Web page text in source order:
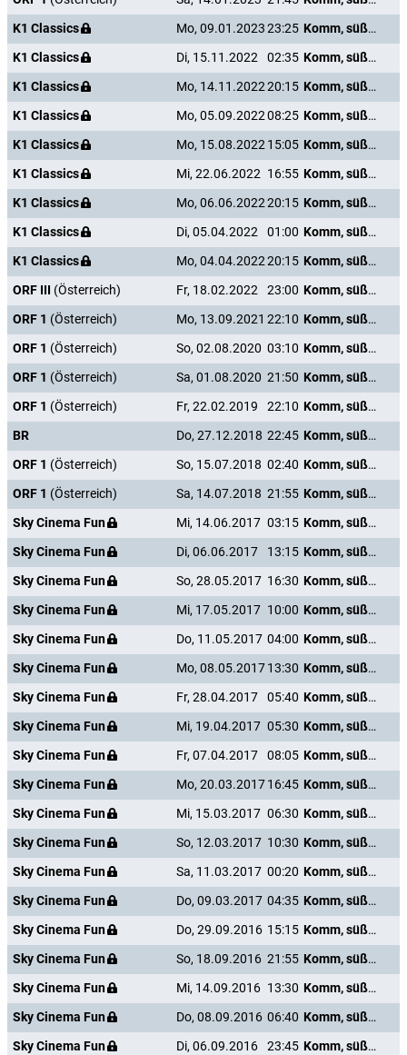
K1 Classics
Mo, 09.01.202323:25
Komm, süßer Tod
K1 Classics
Di, 15.11.2022 02:35
Komm, süßer Tod
K1 Classics
Mo, 14.11.202220:15
Komm, süßer Tod
K1 Classics
Mo, 05.09.202208:25
Komm, süßer Tod
K1 Classics
Mo, 15.08.202215:05
Komm, süßer Tod
K1 Classics
Mi, 22.06.2022 16:55
Komm, süßer Tod
K1 Classics
Mo, 06.06.202220:15
Komm, süßer Tod
K1 Classics
Di, 05.04.2022 01:00
Komm, süßer Tod
K1 Classics
Mo, 04.04.202220:15
Komm, süßer Tod
ORF III (Österreich) Fr, 18.02.2022 23:00
Komm, süßer Tod
ORF 1 (Österreich) Mo, 13.09.2021 22:10
Komm, süßer Tod
ORF 1 (Österreich) So, 02.08.2020 03:10
Komm, süßer Tod
ORF 1 (Österreich) Sa, 01.08.2020 21:50
Komm, süßer Tod
ORF 1 (Österreich) Fr, 22.02.2019 22:10
Komm, süßer Tod
BR
Do, 27.12.2018 22:45
Komm, süßer Tod
ORF 1 (Österreich) So, 15.07.2018 02:40
Komm, süßer Tod
ORF 1 (Österreich) Sa, 14.07.2018 21:55
Komm, süßer Tod
Sky Cinema Fun
Mi, 14.06.2017 03:15
Komm, süßer Tod
Sky Cinema Fun
Di, 06.06.2017 13:15
Komm, süßer Tod
Sky Cinema Fun
So, 28.05.2017 16:30
Komm, süßer Tod
Sky Cinema Fun
Mi, 17.05.2017 10:00
Komm, süßer Tod
Sky Cinema Fun
Do, 11.05.2017 04:00
Komm, süßer Tod
Sky Cinema Fun
Mo, 08.05.201713:30
Komm, süßer Tod
Sky Cinema Fun
Fr, 28.04.2017 05:40
Komm, süßer Tod
Sky Cinema Fun
Mi, 19.04.2017 05:30
Komm, süßer Tod
Sky Cinema Fun
Fr, 07.04.2017 08:05
Komm, süßer Tod
Sky Cinema Fun
Mo, 20.03.201716:45
Komm, süßer Tod
Sky Cinema Fun
Mi, 15.03.2017 06:30
Komm, süßer Tod
Sky Cinema Fun
So, 12.03.2017 10:30
Komm, süßer Tod
Sky Cinema Fun
Sa, 11.03.2017 00:20
Komm, süßer Tod
Sky Cinema Fun
Do, 09.03.2017 04:35
Komm, süßer Tod
Sky Cinema Fun
Do, 29.09.2016 15:15
Komm, süßer Tod
Sky Cinema Fun
So, 18.09.2016 21:55
Komm, süßer Tod
Sky Cinema Fun
Mi, 14.09.2016 13:30
Komm, süßer Tod
Sky Cinema Fun
Do, 08.09.2016 06:40
Komm, süßer Tod
Sky Cinema Fun
Di, 06.09.2016 23:45
Komm, süßer Tod